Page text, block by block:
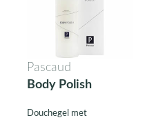
Pascaud
Body Polish
Douchegel met